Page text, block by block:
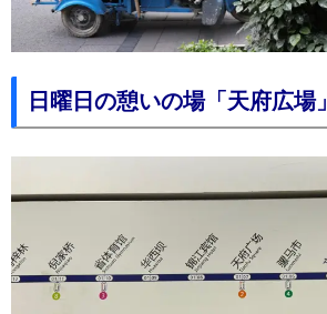
日曜日の憩いの場「天府広場」